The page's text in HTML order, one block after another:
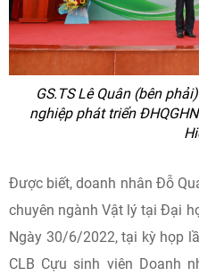
GS.TS Lê Quân (bên
nghiệp phát triển
Được biết, doanh nhân Đỗ
chuyên ngành Vật lý tại Đại
Ngày 30/6/2022, tại kỳ họp
CLB Cựu sinh viên Doanh